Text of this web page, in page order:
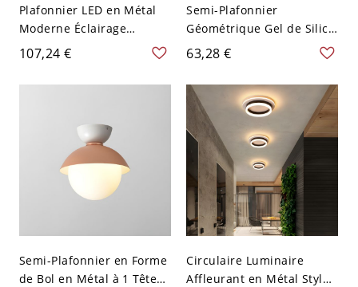
Plafonnier LED en Métal
Moderne Éclairage
Encastré à Abat-Jour en
Verre Clair Sphérique -
110 V-120 V Oiseau Noir
107,24 €
Semi-Plafonnier
Géométrique Gel de Silice
Lampe Semi-Encastrée
Moderne 2-Lumière - Noir
110 V-120 V Carré
63,28 €
Semi-Plafonnier en Forme
de Bol en Métal à 1 Tête
Circulaire Luminaire
Affleurant en Métal Style